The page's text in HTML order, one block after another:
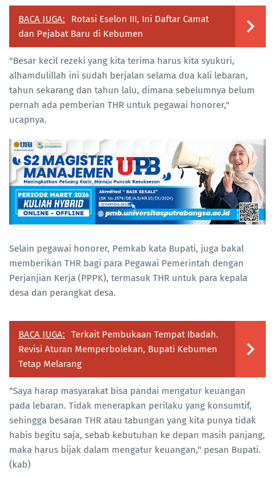
BACA JUGA:
Rotasi Eselon III, Ini Daftar Camat
dan Pejabat Baru di Kebumen
"Besar kecil rezeki yang kita terima harus kita syukuri,
alhamdulillah ini sudah berjalan selama dua kali lebaran,
tahun sekarang dan tahun lalu, dimana sebelumnya belum
pernah ada pemberian THR untuk pegawai honorer,"
ucapnya.
Selain pegawai honorer, Pemkab kata Bupati, juga bakal
memberikan THR bagi para Pegawai Pemerintah dengan
Perjanjian Kerja (PPPK), termasuk THR untuk para kepala
desa dan perangkat desa.
BACA JUGA:
Terkait Pembukaan Tempat Ibadah.
Revisi Aturan Memperbolekan, Bupati Kebumen
Tetap Melarang
"Saya harap masyarakat bisa pandai mengatur keuangan
pada lebaran. Tidak menerapkan perilaku yang konsumtif,
sehingga besaran THR atau tabungan yang kita punya tidak
habis begitu saja, sebab kebutuhan ke depan masih panjang,
maka harus bijak dalam mengatur keuangan," pesan Bupati.
(kab)